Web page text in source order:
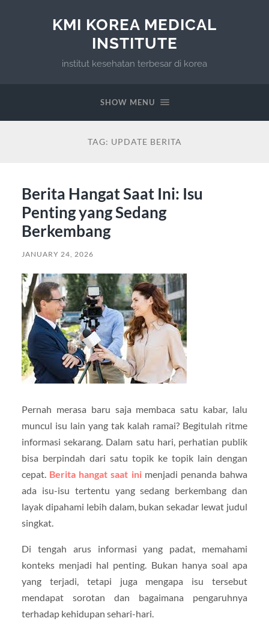
KMI KOREA MEDICAL
INSTITUTE
institut kesehatan terbesar di korea
SHOW MENU
TAG: UPDATE BERITA
Berita Hangat Saat Ini: Isu
Penting yang Sedang
Berkembang
JANUARY 24, 2026
Pernah merasa baru saja membaca satu kabar, lalu
muncul isu lain yang tak kalah ramai? Begitulah ritme
informasi sekarang. Dalam satu hari, perhatian publik
bisa berpindah dari satu topik ke topik lain dengan
cepat. Berita hangat saat inimenjadi penanda bahwa
ada isu-isu tertentu yang sedang berkembang dan
layak dipahami lebih dalam, bukan sekadar lewat judul
singkat.
Di tengah arus informasi yang padat, memahami
konteks menjadi hal penting. Bukan hanya soal apa
yang terjadi, tetapi juga mengapa isu tersebut
mendapat sorotan dan bagaimana pengaruhnya
terhadap kehidupan sehari-hari.